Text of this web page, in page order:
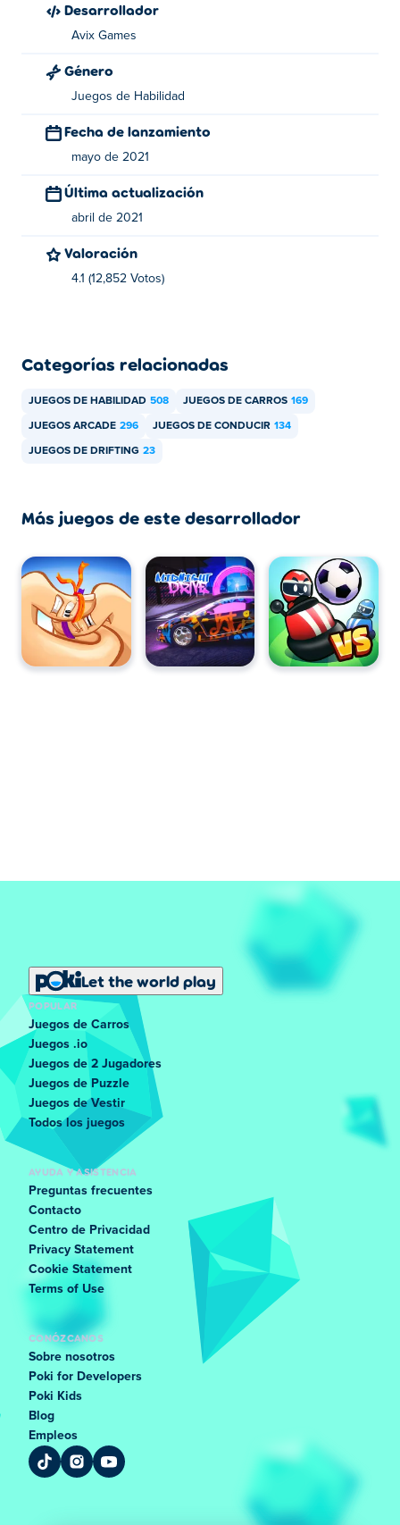
Turn Right es creado por Avix Games. Juega sus otros
juegos casuales en Poki:
Puzzle: Jigsaw Edition
photo-puzzle-slide-edition, stone-age-architect y twice
Desarrollador
Avix Games
Género
Juegos de Habilidad
Fecha de lanzamiento
mayo de 2021
Última actualización
abril de 2021
Valoración
4.1 (12,852 Votos)
Categorías relacionadas
JUEGOS DE HABILIDAD 508 JUEGOS DE CARROS 169
JUEGOS ARCADE 296 JUEGOS DE CONDUCIR 134
JUEGOS DE DRIFTING 23
Más juegos de este desarrollador
Let the world play
POPULAR
Juegos de Carros
Juegos .io
Juegos de 2 Jugadores
Juegos de Puzzle
Juegos de Vestir
Todos los juegos
AYUDA Y ASISTENCIA
Preguntas frecuentes
Contacto
Centro de Privacidad
Privacy Statement
Cookie Statement
Terms of Use
CONÓZCANOS
Sobre nosotros
Poki for Developers
Poki Kids
Blog
Empleos